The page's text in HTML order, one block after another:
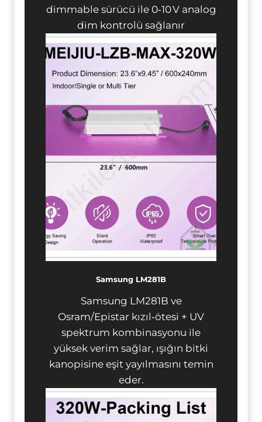
dimmable sürücü ile 0‑10 V analog
dim kontrolü sağlanır
Samsung LM281B
Samsung LM281B ve
Osram/Epistar kızıl‑ötesi + UV
spektrum kombinasyonu ile
yüksek verim sağlar, ışığın bitki
kanopisine eşit yayılmasını temin
eder.